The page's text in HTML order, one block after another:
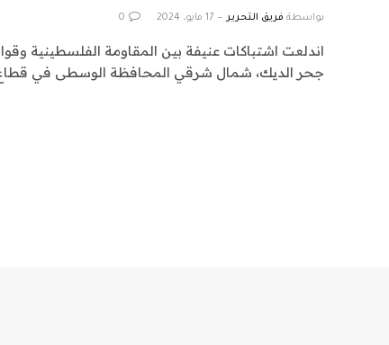
بواسطة فريق التحرير 17 مايو، 2024 0
اندلعت اشتباكات عنيفة بين المقاومة الفلسطينية
جحر الديك، شمال شرقي المحافظة الوسطى في